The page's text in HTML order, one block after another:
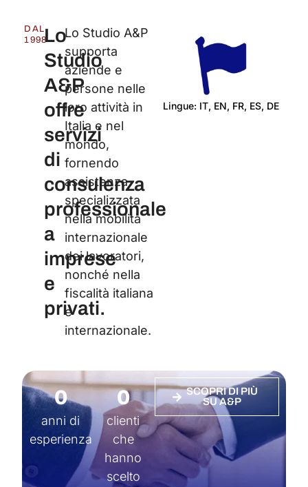
DAL
1998Lo
Studio
A&P
offre
servizi
di
consulenza
professionale
a
imprese
e
privati.
Lo Studio A&P
supporta
aziende e
persone nelle
loro attività in
Italia e nel
mondo,
fornendo
assistenza
specializzata
nella mobilità
internazionale
dei lavoratori,
nonché nella
fiscalità italiana
e
internazionale.
Lingue: IT, EN, FR, ES, DE
anni di
esperienza
0
clienti
che
hanno
scelto
0
SCOPRI DI PIÙ
SU A&P